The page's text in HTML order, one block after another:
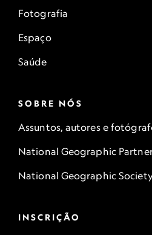
Fotografia
Espaço
Saúde
SOBRE NÓS
Assuntos, autores e
National Geographic
National Geographic
INSCRIÇÃO